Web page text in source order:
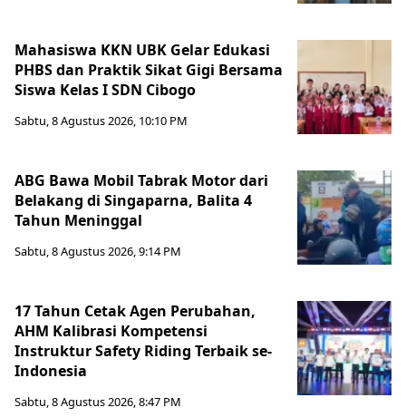
Mahasiswa KKN UBK Gelar Edukasi
PHBS dan Praktik Sikat Gigi Bersama
Siswa Kelas I SDN Cibogo
Sabtu, 8 Agustus 2026, 10:10 PM
ABG Bawa Mobil Tabrak Motor dari
Belakang di Singaparna, Balita 4
Tahun Meninggal
Sabtu, 8 Agustus 2026, 9:14 PM
17 Tahun Cetak Agen Perubahan,
AHM Kalibrasi Kompetensi
Instruktur Safety Riding Terbaik se-
Indonesia
Sabtu, 8 Agustus 2026, 8:47 PM